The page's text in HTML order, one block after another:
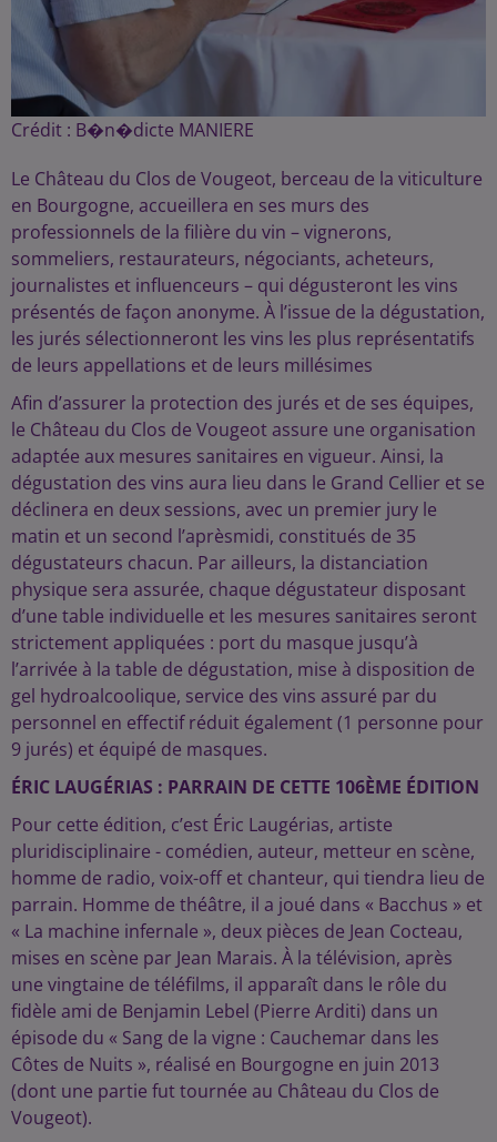
Crédit : B�n�dicte MANIERE
Le Château du Clos de Vougeot, berceau de la viticulture
en Bourgogne, accueillera en ses murs des
professionnels de la filière du vin – vignerons,
sommeliers, restaurateurs, négociants, acheteurs,
journalistes et influenceurs – qui dégusteront les vins
présentés de façon anonyme. À l’issue de la dégustation,
les jurés sélectionneront les vins les plus représentatifs
de leurs appellations et de leurs millésimes
Afin d’assurer la protection des jurés et de ses équipes,
le Château du Clos de Vougeot assure une organisation
adaptée aux mesures sanitaires en vigueur. Ainsi, la
dégustation des vins aura lieu dans le Grand Cellier et se
déclinera en deux sessions, avec un premier jury le
matin et un second l’aprèsmidi, constitués de 35
dégustateurs chacun. Par ailleurs, la distanciation
physique sera assurée, chaque dégustateur disposant
d’une table individuelle et les mesures sanitaires seront
strictement appliquées : port du masque jusqu’à
l’arrivée à la table de dégustation, mise à disposition de
gel hydroalcoolique, service des vins assuré par du
personnel en effectif réduit également (1 personne pour
9 jurés) et équipé de masques.
ÉRIC LAUGÉRIAS : PARRAIN DE CETTE 106ÈME ÉDITION
Pour cette édition, c’est Éric Laugérias, artiste
pluridisciplinaire - comédien, auteur, metteur en scène,
homme de radio, voix-off et chanteur, qui tiendra lieu de
parrain. Homme de théâtre, il a joué dans « Bacchus » et
« La machine infernale », deux pièces de Jean Cocteau,
mises en scène par Jean Marais. À la télévision, après
une vingtaine de téléfilms, il apparaît dans le rôle du
fidèle ami de Benjamin Lebel (Pierre Arditi) dans un
épisode du « Sang de la vigne : Cauchemar dans les
Côtes de Nuits », réalisé en Bourgogne en juin 2013
(dont une partie fut tournée au Château du Clos de
Vougeot).